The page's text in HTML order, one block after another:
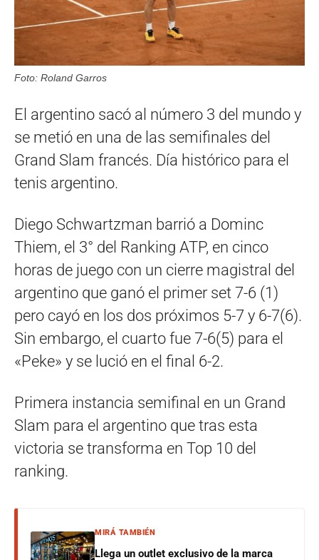
Foto: Roland Garros
El argentino sacó al número 3 del mundo y
se metió en una de las semifinales del
Grand Slam francés. Día histórico para el
tenis argentino.
Diego Schwartzman barrió a Dominc
Thiem, el 3° del Ranking ATP, en cinco
horas de juego con un cierre magistral del
argentino que ganó el primer set 7-6 (1)
pero cayó en los dos próximos 5-7 y 6-7(6).
Sin embargo, el cuarto fue 7-6(5) para el
«Peke» y se lució en el final 6-2.
Primera instancia semifinal en un Grand
Slam para el argentino que tras esta
victoria se transforma en Top 10 del
ranking.
MIRÁ TAMBIÉN
Llega un outlet exclusivo de la marca